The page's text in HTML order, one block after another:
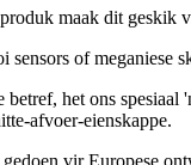
maak dit geskik
sensors of meganiese
betref, het ons
afvoer-eienskappe.
vir Europese